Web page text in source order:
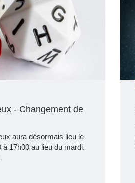
- Changement de
aura désormais lieu le
à 17h00 au lieu du mardi.